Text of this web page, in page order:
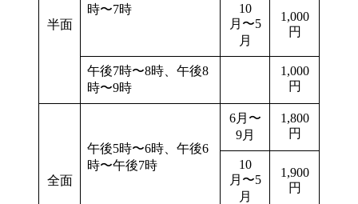
半面
時〜7時
10
月〜5
月
1,000
円
午後7時〜8時、午後8
時〜9時
1,000
円
全面
午後5時〜6時、午後6
時〜午後7時
6月〜
9月
1,800
円
10
月〜5
月
1,900
円